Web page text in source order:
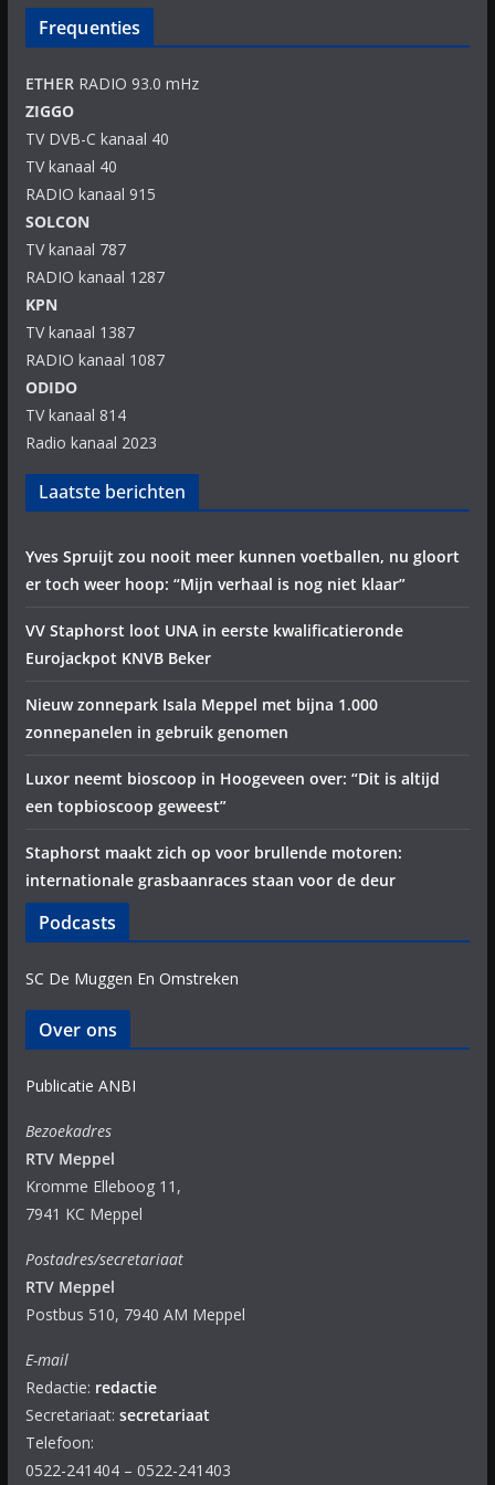
Frequenties
ETHERRADIO 93.0 mHz
ZIGGO
TV DVB-C kanaal 40
TV kanaal 40
RADIO kanaal 915
SOLCON
TV kanaal 787
RADIO kanaal 1287
KPN
TV kanaal 1387
RADIO kanaal 1087
ODIDO
TV kanaal 814
Radio kanaal 2023
Laatste berichten
Yves Spruijt zou nooit meer kunnen voetballen, nu gloort
er toch weer hoop: “Mijn verhaal is nog niet klaar”
VV Staphorst loot UNA in eerste kwalificatieronde
Eurojackpot KNVB Beker
Nieuw zonnepark Isala Meppel met bijna 1.000
zonnepanelen in gebruik genomen
Luxor neemt bioscoop in Hoogeveen over: “Dit is altijd
een topbioscoop geweest”
Staphorst maakt zich op voor brullende motoren:
internationale grasbaanraces staan voor de deur
Podcasts
SC De Muggen En Omstreken
Over ons
Publicatie ANBI
Bezoekadres
RTV Meppel
Kromme Elleboog 11,
7941 KC Meppel
Postadres/secretariaat
RTV Meppel
Postbus 510, 7940 AM Meppel
E-mail
Redactie: redactie
Secretariaat: secretariaat
Telefoon:
0522-241404 – 0522-241403